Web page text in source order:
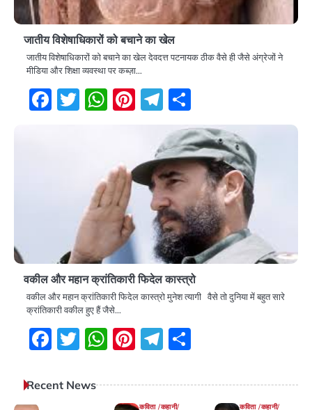
जातीय विशेषाधिकारों को बचाने का खेल
जातीय विशेषाधिकारों को बचाने का खेल देवदत्त पटनायक ठीक वैसे ही जैसे अंग्रेजों ने
मीडिया और शिक्षा व्यवस्था पर कब्ज़ा…
Facebook
Twitter
WhatsApp
Pinterest
Telegram
वकील और महान क्रांतिकारी फिदेल कास्त्रो
वकील और महान क्रांतिकारी फिदेल कास्त्रो मुनेश त्यागी वैसे तो दुनिया में बहुत सारे
क्रांतिकारी वकील हुए हैं जैसे…
Facebook
Twitter
WhatsApp
Pinterest
Telegram
Recent News
कविता /कहानी/
कविता /कहानी/